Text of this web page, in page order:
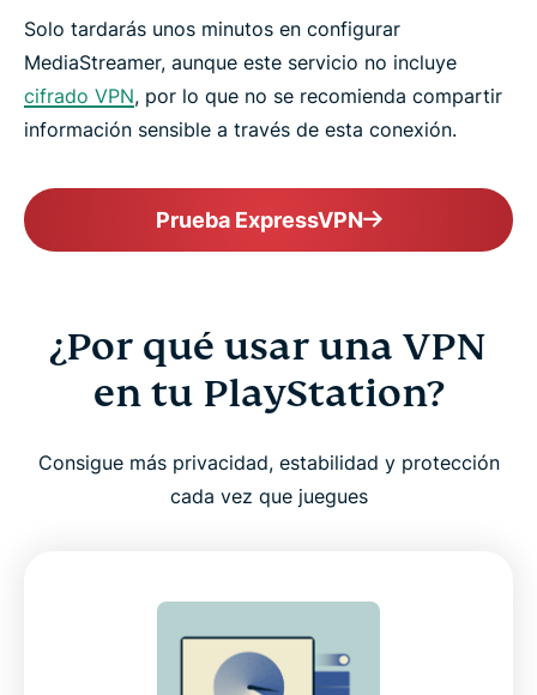
Solo tardarás unos minutos en configurar
MediaStreamer, aunque este servicio no incluye
cifrado VPN, por lo que no se recomienda compartir
información sensible a través de esta conexión.
Prueba ExpressVPN
¿Por qué usar una VPN
en tu PlayStation?
Consigue más privacidad, estabilidad y protección
cada vez que juegues